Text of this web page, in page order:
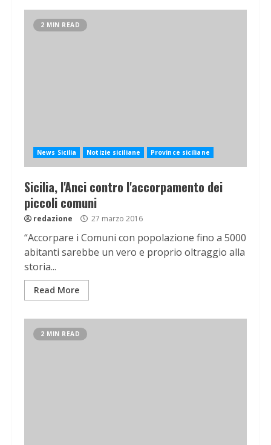
2 MIN READ
News Sicilia Notizie siciliane Province siciliane
Sicilia, l'Anci contro l'accorpamento dei
piccoli comuni
redazione 27 marzo 2016
“Accorpare i Comuni con popolazione fino a 5000
abitanti sarebbe un vero e proprio oltraggio alla
storia...
Read More
2 MIN READ